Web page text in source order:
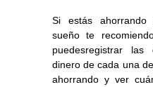
Si estás ahorrando
sueño te
puedesregistrar
dinero de cada una
ahorrando y ver